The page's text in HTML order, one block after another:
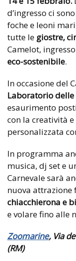
d’ingresso ci sono
foche e leoni
tutte le giostre,
Camelot,
eco-sostenibile.
In occasione del
Laboratorio delle
esaurimento
con la creatività
personalizzata
In programma
musica, dj set e
Carnevale sarà
nuova attrazione
chiacchierona e
e volare fino alle
Zoomarine, Via
(RM)